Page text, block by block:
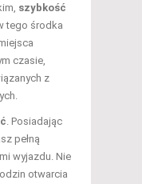
szybkość
tego środka
czasie,
z
. Posiadając
pełną
wyjazdu. Nie
otwarcia